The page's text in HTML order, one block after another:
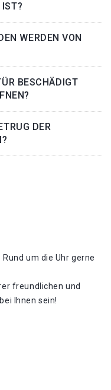
IST?
WERDEN VON
BESCHÄDIGT
DER
um die Uhr gerne
freundlichen und
Ihnen sein!